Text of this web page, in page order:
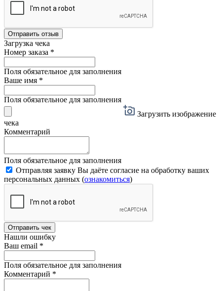
Отправить отзыв
Загрузка чека
Номер заказа *
Поля обязательное для заполнения
Ваше имя *
Поля обязательное для заполнения
Загрузить изображение
чека
Комментарий
Поля обязательное для заполнения
Отправляя заявку Вы даёте согласие на обработку ваших
персональных данных (ознакомиться)
Отправить чек
Нашли ошибку
Ваш email *
Поля обязательное для заполнения
Комментарий *